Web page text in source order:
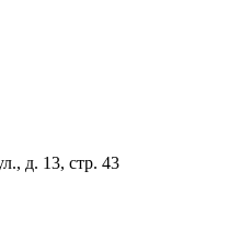
д. 13, стр. 43